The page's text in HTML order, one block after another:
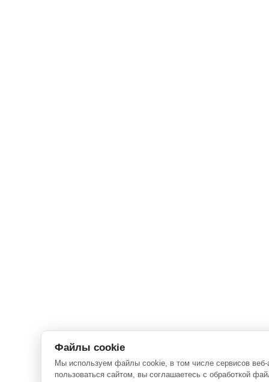
Файлы cookie
Мы используем файлы cookie, в том числе сервисов веб-
пользоваться сайтом, вы соглашаетесь с обработкой